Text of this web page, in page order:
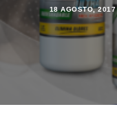
18 AGOSTO, 2017